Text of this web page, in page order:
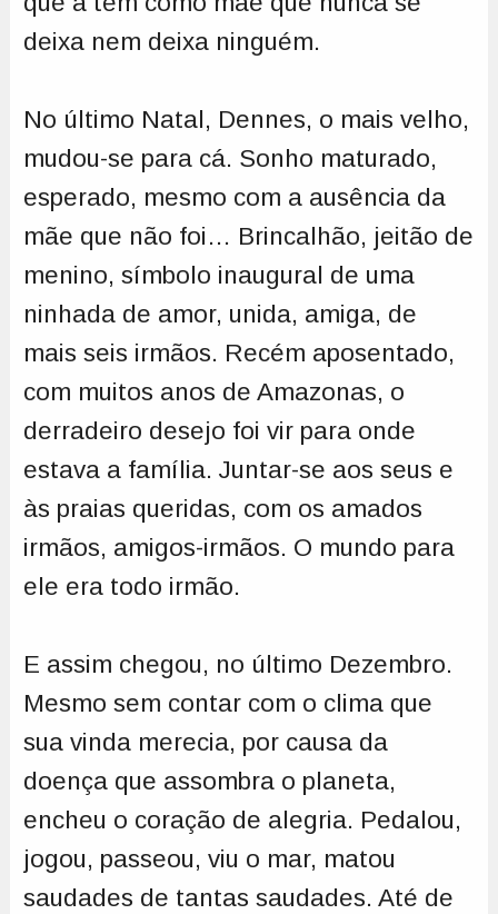
deixa nem deixa ninguém.
No último Natal, Dennes, o mais velho,
mudou-se para cá. Sonho maturado,
esperado, mesmo com a ausência da
mãe que não foi… Brincalhão, jeitão de
menino, símbolo inaugural de uma
ninhada de amor, unida, amiga, de
mais seis irmãos. Recém aposentado,
com muitos anos de Amazonas, o
derradeiro desejo foi vir para onde
estava a família. Juntar-se aos seus e
às praias queridas, com os amados
irmãos, amigos-irmãos. O mundo para
ele era todo irmão.
E assim chegou, no último Dezembro.
Mesmo sem contar com o clima que
sua vinda merecia, por causa da
doença que assombra o planeta,
encheu o coração de alegria. Pedalou,
jogou, passeou, viu o mar, matou
saudades de tantas saudades. Até de